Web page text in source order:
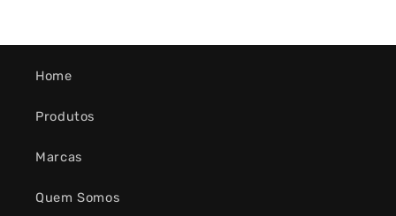
Home
Produtos
Marcas
Quem Somos